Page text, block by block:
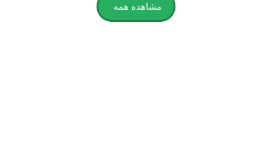
مشاهده همه